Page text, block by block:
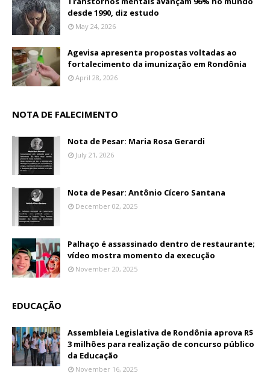
desde 1990, diz estudo
May 24, 2026
Agevisa apresenta propostas voltadas ao
fortalecimento da imunização em Rondônia
April 28, 2026
NOTA DE FALECIMENTO
Nota de Pesar: Maria Rosa Gerardi
July 21, 2026
Nota de Pesar: Antônio Cícero Santana
December 02, 2025
Palhaço é assassinado dentro de restaurante;
vídeo mostra momento da execução
November 20, 2025
EDUCAÇÃO
Assembleia Legislativa de Rondônia aprova R$
3 milhões para realização de concurso público
da Educação
November 16, 2025